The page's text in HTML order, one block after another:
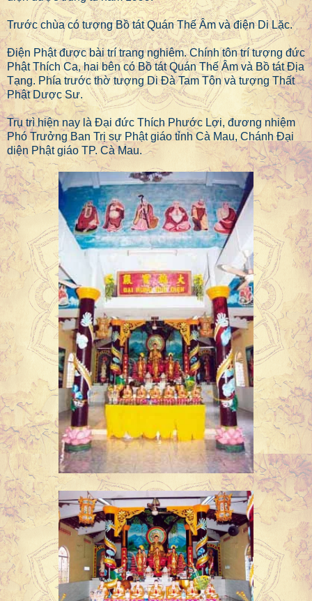
Trước chùa có tượng Bồ tát Quán Thế Âm và điện Di Lặc.
Điện Phật được bài trí trang nghiêm. Chính tôn trí tượng đức
Phật Thích Ca, hai bên có Bồ tát Quán Thế Âm và Bồ tát Địa
Tạng. Phía trước thờ tượng Di Đà Tam Tôn và tượng Thất
Phật Dược Sư.
Trụ trì hiện nay là Đại đức Thích Phước Lợi, đương nhiệm
Phó Trưởng Ban Trị sự Phật giáo tỉnh Cà Mau, Chánh Đại
diện Phật giáo TP. Cà Mau.